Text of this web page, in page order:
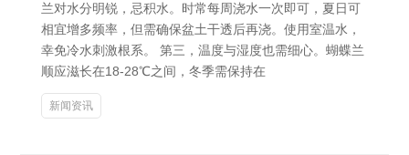
兰对水分明锐，忌积水。时常每周浇水一次即可，夏日可
相宜增多频率，但需确保盆土干透后再浇。使用室温水，
幸免冷水刺激根系。 第三，温度与湿度也需细心。蝴蝶兰
顺应滋长在18-28℃之间，冬季需保持在
新闻资讯